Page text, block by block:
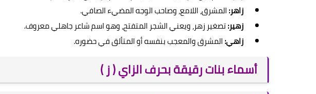
زاهر:المشرق، اللامع، وصاحب الوجه المضيء الصافي.
زهير:تصغير زهر، ويعني الشجر المتفتح، وهو اسم شاعر جاهلي معروف.
زاهي:المشرق والمعجب بنفسه أو المتألق في حضوره.
أسماء بنات رقيقة بحرف الزاي ( ز )